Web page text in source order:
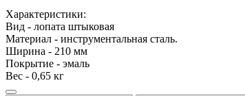
Характеристики:
Вид - лопата штыковая
Материал - инструментальная сталь.
Ширина - 210 мм
Покрытие - эмаль
Вес - 0,65 кг